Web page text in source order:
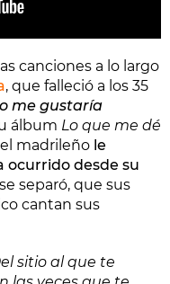
canciones a lo largo
, que falleció a los 35
me gustaría
álbum Lo que me dé
madrileño le
ocurrido desde su
separó, que sus
cantan sus
sitio al que te